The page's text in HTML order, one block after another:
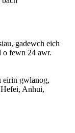
gadewch eich
o fewn 24 awr.
eirin gwlanog,
Anhui,